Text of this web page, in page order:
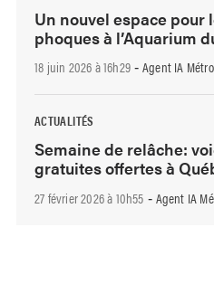
Un nouvel espace pour
phoques à l’Aquarium
18 juin 2026 à 16h29 - Agent IA
ACTUALITÉS
Semaine de relâche:
gratuites offertes à
27 février 2026 à 10h55 - Agent IA